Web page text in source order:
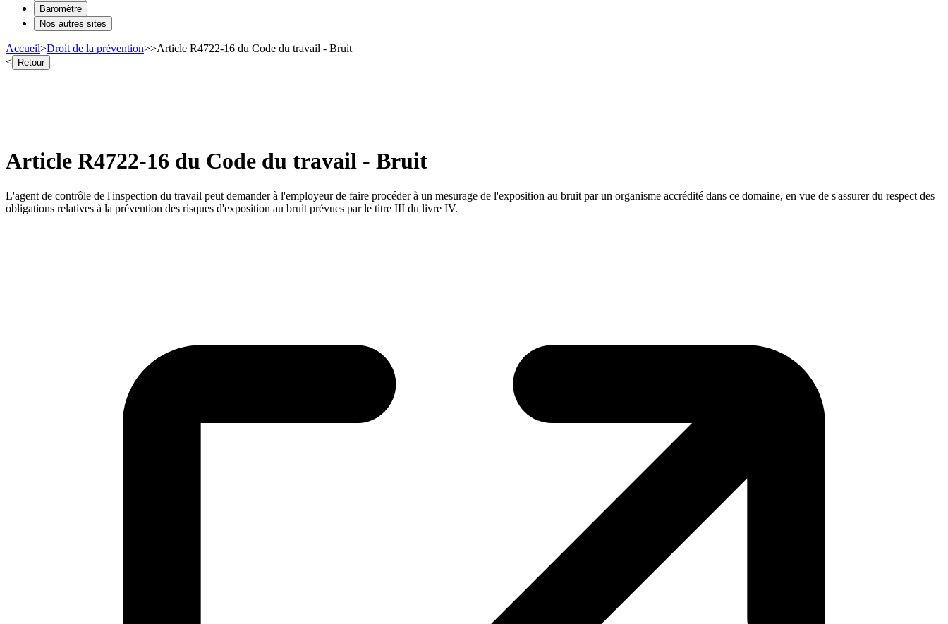
Baromètre
Nos autres sites
Accueil>Droit de la prévention>>Article R4722-16 du Code du travail - Bruit
< Retour
Article R4722-16 du Code du travail - Bruit
L'agent de contrôle de l'inspection du travail peut demander à l'employeur de faire procéder à un mesurage de l'exposition au bruit par un organisme accrédité dans ce domaine, en vue de s'assurer du respect des
obligations relatives à la prévention des risques d'exposition au bruit prévues par le titre III du livre IV.